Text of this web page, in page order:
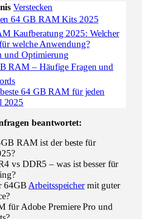
Verstecken
64 GB RAM Kits 2025
Kaufberatung 2025: Welcher
welche Anwendung?
und Optimierung
RAM – Häufige Fragen und
64 GB RAM für jeden
2025
beantwortet:
RAM ist der beste für
vs DDR5 – was ist besser für
64GB Arbeitsspeichermit guter
für Adobe Premiere Pro und